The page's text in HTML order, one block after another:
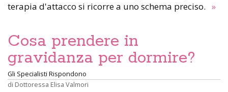
terapia d'attacco si ricorre a uno schema preciso. »
Cosa prendere in
gravidanza per dormire?
Gli Specialisti Rispondono
di Dottoressa Elisa Valmori